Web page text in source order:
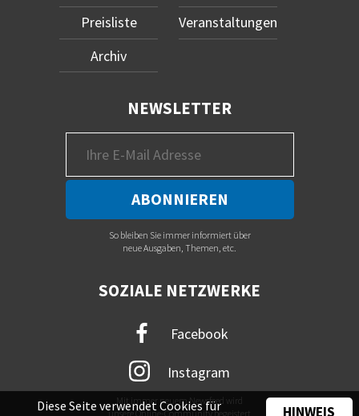
Preisliste
Archiv
Veranstaltungen
NEWSLETTER
So bleiben Sie immer informiert über
neue Ausgaben, Themen, etc.
SOZIALE NETZWERKE
Facebook
Instagram
Mit immer neuem Newsfeed wird
unsere Online-Community begeistert
Diese Seite verwendet Cookies für
HINWEIS